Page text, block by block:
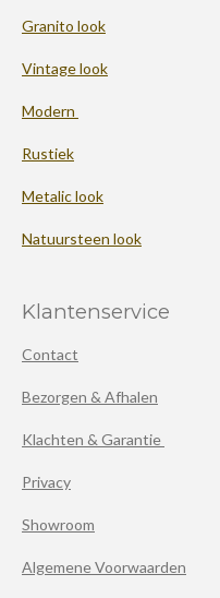
Granito look
Vintage look
Modern
Rustiek
Metalic look
Natuursteen look
Klantenservice
Contact
Bezorgen & Afhalen
Klachten & Garantie
Privacy
Showroom
Algemene Voorwaarden